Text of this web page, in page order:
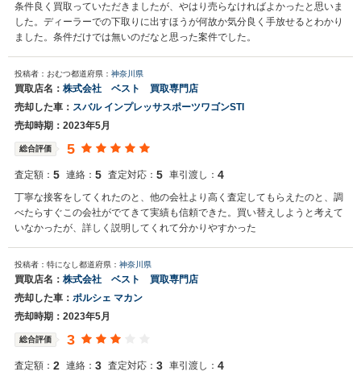
条件良く買取っていただきましたが、やはり売らなければよかったと思いま
した。ディーラーでの下取りに出すほうが何故か気分良く手放せるとわかり
ました。条件だけでは無いのだなと思った案件でした。
投稿者：おむつ都道府県： 神奈川県
買取店名： 株式会社 ベスト 買取専門店
売却した車： スバル インプレッサスポーツワゴンSTI
売却時期：2023年5月
総合評価 5
査定額： 5 連絡： 5 査定対応： 5 車引渡し： 4
丁寧な接客をしてくれたのと、他の会社より高く査定してもらえたのと、調
べたらすぐこの会社がでてきて実績も信頼できた。買い替えしようと考えて
いなかったが、詳しく説明してくれて分かりやすかった
投稿者：特になし 都道府県： 神奈川県
買取店名： 株式会社 ベスト 買取専門店
売却した車： ポルシェ マカン
売却時期：2023年5月
総合評価 3
査定額： 2 連絡： 3 査定対応： 3 車引渡し： 4